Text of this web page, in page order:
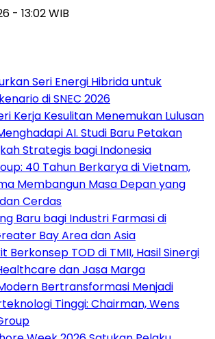
- 13:02 WIB
Seri Energi Hibrida untuk
di SNEC 2026
Kerja Kesulitan Menemukan Lulusan
AI. Studi Baru Petakan
Strategis bagi Indonesia
40 Tahun Berkarya di Vietnam,
Membangun Masa Depan yang
Cerdas
Baru bagi Industri Farmasi di
Bay Area dan Asia
Berkonsep TOD di TMII, Hasil Sinergi
dan Jasa Marga
Bertransformasi Menjadi
Tinggi: Chairman, Wens